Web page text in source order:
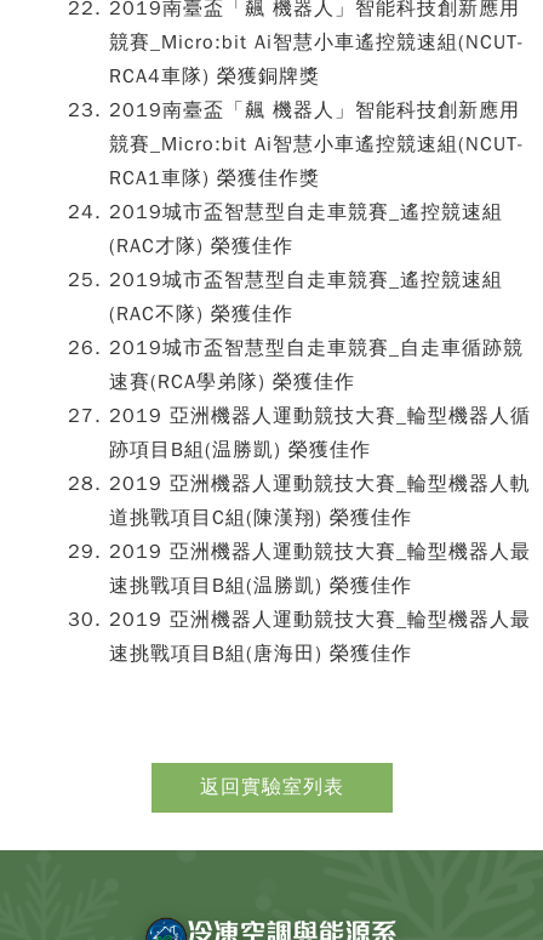
2019南臺盃「飆 機器人」智能科技創新應用
競賽_Micro:bit Ai智慧小車遙控競速組(NCUT-
RCA4車隊) 榮獲銅牌獎
2019南臺盃「飆 機器人」智能科技創新應用
競賽_Micro:bit Ai智慧小車遙控競速組(NCUT-
RCA1車隊) 榮獲佳作獎
2019城市盃智慧型自走車競賽_遙控競速組
(RAC才隊) 榮獲佳作
2019城市盃智慧型自走車競賽_遙控競速組
(RAC不隊) 榮獲佳作
2019城市盃智慧型自走車競賽_自走車循跡競
速賽(RCA學弟隊) 榮獲佳作
2019 亞洲機器人運動競技大賽_輪型機器人循
跡項目B組(温勝凱) 榮獲佳作
2019 亞洲機器人運動競技大賽_輪型機器人軌
道挑戰項目C組(陳漢翔) 榮獲佳作
2019 亞洲機器人運動競技大賽_輪型機器人最
速挑戰項目B組(温勝凱) 榮獲佳作
2019 亞洲機器人運動競技大賽_輪型機器人最
速挑戰項目B組(唐海田) 榮獲佳作